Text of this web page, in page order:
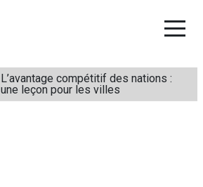
L’avantage compétitif des nations :
une leçon pour les villes